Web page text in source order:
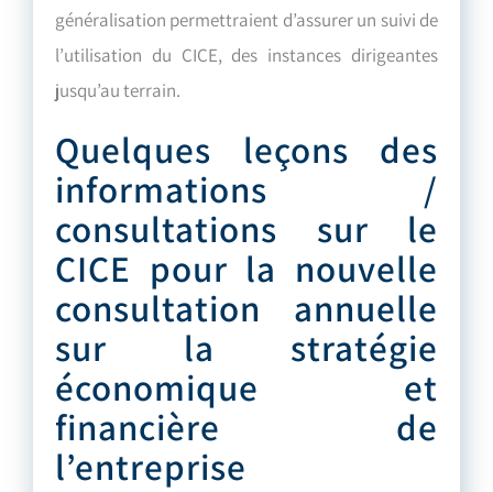
généralisation permettraient d’assurer un suivi de
l’utilisation du CICE, des instances dirigeantes
jusqu’au terrain.
Quelques leçons des
informations /
consultations sur le
CICE pour la nouvelle
consultation annuelle
sur la stratégie
économique et
financière de
l’entreprise